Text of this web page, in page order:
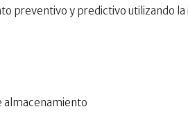
preventivo y predictivo utilizando
almacenamiento